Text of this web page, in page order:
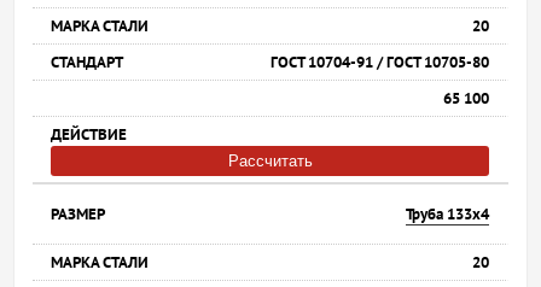
20
ГОСТ 10704-91 / ГОСТ 10705-80
65 100
Рассчитать
Труба 133х4
20